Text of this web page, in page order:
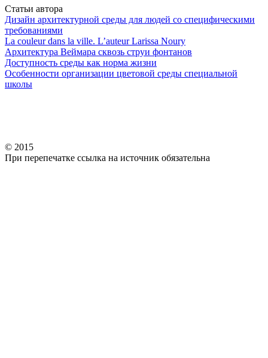
Статьи автора
Дизайн архитектурной среды для людей со специфическими
требованиями
La couleur dans la ville. L’auteur Larissa Noury
Архитектура Веймара сквозь струи фонтанов
Доступность среды как норма жизни
Особенности организации цветовой среды специальной
школы
© 2015
При перепечатке ссылка на источник обязательна